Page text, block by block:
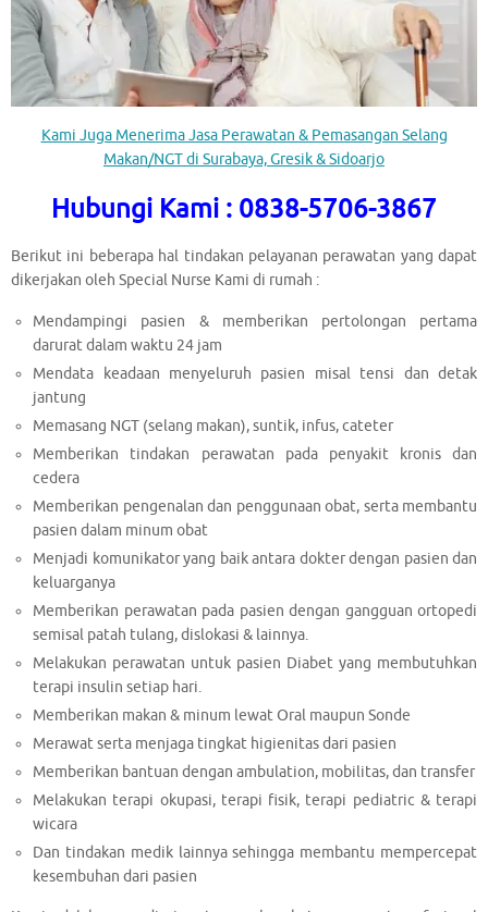
Kami Juga Menerima Jasa Perawatan & Pemasangan Selang
Makan/NGT di Surabaya, Gresik & Sidoarjo
Hubungi Kami : 0838-5706-3867
Berikut ini beberapa hal tindakan pelayanan perawatan yang dapat
dikerjakan oleh Special Nurse Kami di rumah :
Mendampingi pasien & memberikan pertolongan pertama
darurat dalam waktu 24 jam
Mendata keadaan menyeluruh pasien misal tensi dan detak
jantung
Memasang NGT (selang makan), suntik, infus, cateter
Memberikan tindakan perawatan pada penyakit kronis dan
cedera
Memberikan pengenalan dan penggunaan obat, serta membantu
pasien dalam minum obat
Menjadi komunikator yang baik antara dokter dengan pasien dan
keluarganya
Memberikan perawatan pada pasien dengan gangguan ortopedi
semisal patah tulang, dislokasi & lainnya.
Melakukan perawatan untuk pasien Diabet yang membutuhkan
terapi insulin setiap hari.
Memberikan makan & minum lewat Oral maupun Sonde
Merawat serta menjaga tingkat higienitas dari pasien
Memberikan bantuan dengan ambulation, mobilitas, dan transfer
Melakukan terapi okupasi, terapi fisik, terapi pediatric & terapi
wicara
Dan tindakan medik lainnya sehingga membantu mempercepat
kesembuhan dari pasien